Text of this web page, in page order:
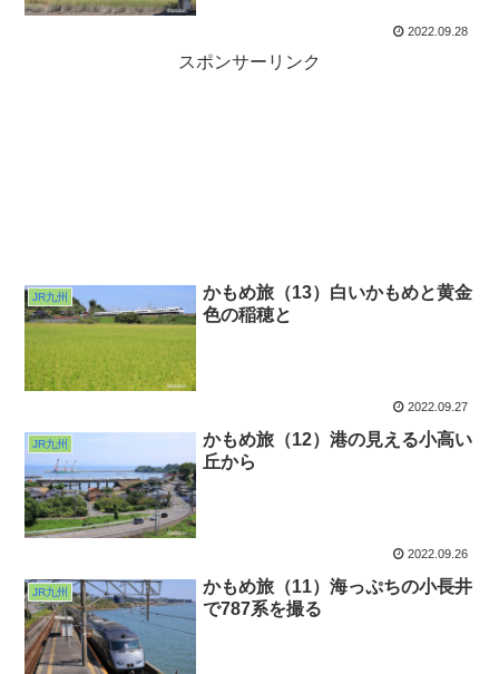
2022.09.28
スポンサーリンク
JR九州
かもめ旅（13）白いかもめと黄金
色の稲穂と
2022.09.27
JR九州
かもめ旅（12）港の見える小高い
丘から
2022.09.26
JR九州
かもめ旅（11）海っぷちの小長井
で787系を撮る